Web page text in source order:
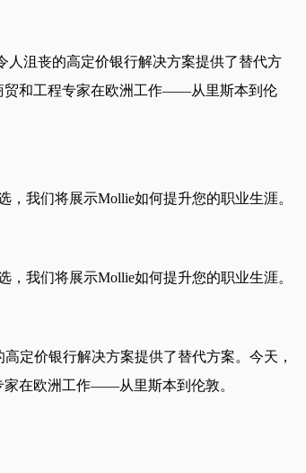
人沮丧的高定价银行解决方案提供了替代方
贸和工程专家在欧洲工作——从里斯本到伦
我们将展示Mollie如何提升您的职业生涯。
我们将展示Mollie如何提升您的职业生涯。
定价银行解决方案提供了替代方案。今天，
家在欧洲工作——从里斯本到伦敦。